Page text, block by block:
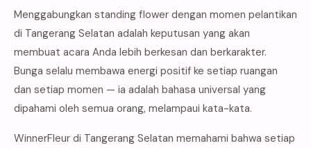
Menggabungkan standing flower dengan momen pelantikan
di Tangerang Selatan adalah keputusan yang akan
membuat acara Anda lebih berkesan dan berkarakter.
Bunga selalu membawa energi positif ke setiap ruangan
dan setiap momen — ia adalah bahasa universal yang
dipahami oleh semua orang, melampaui kata-kata.
WinnerFleur di Tangerang Selatan memahami bahwa setiap